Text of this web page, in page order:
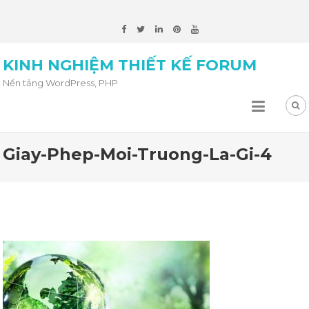
KINH NGHIỆM THIẾT KẾ FORUM
Nền tảng WordPress, PHP
Giay-Phep-Moi-Truong-La-Gi-4